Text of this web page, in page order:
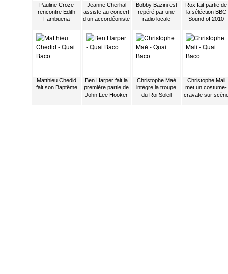
Pauline Croze
rencontre Edith
Fambuena
Jeanne Cherhal
assiste au concert
d’un accordéoniste
Bobby Bazini est
repéré par une
radio locale
Rox fait partie de
la séléction BBC
Sound of 2010
Matthieu Chedid
fait son Baptême
Ben Harper fait la
première partie de
John Lee Hooker
Christophe Maé
intègre la troupe
du Roi Soleil
Christophe Mali
met un costume-
cravate sur